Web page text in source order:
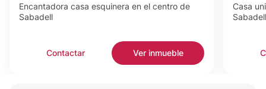
Encantadora casa esquinera en el centro de
Sabadell
Contactar Ver inmueble
Casa
Sabadell